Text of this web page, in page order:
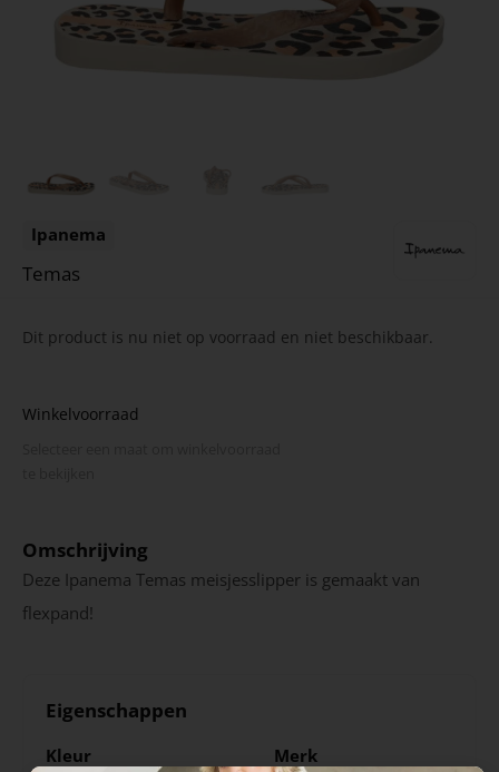
Ipanema
Temas
Dit product is nu niet op voorraad en niet beschikbaar.
Winkelvoorraad
Omschrijving
Deze Ipanema Temas meisjesslipper is gemaakt van
flexpand!
Eigenschappen
Kleur
Merk